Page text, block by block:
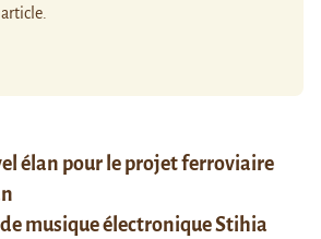
élan pour le projet ferroviaire
musique électronique Stihia